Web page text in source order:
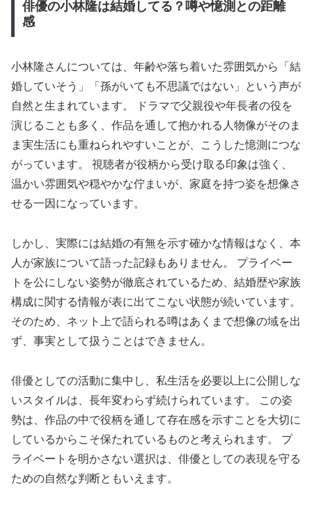
俳優の小林隆は結婚してる？噂や憶測との距離
感
小林隆さんについては、年齢や落ち着いた雰囲気から「結
婚していそう」「孫がいても不思議ではない」という声が
自然と生まれています。 ドラマで父親役や年長者の役を
演じることも多く、作品を通して抱かれる人物像がそのま
ま実生活にも重ねられやすいことが、こうした憶測につな
がっています。 視聴者が役柄から受け取る印象は強く、
温かい雰囲気や穏やかな佇まいが、家庭を持つ姿を想像さ
せる一因になっています。
しかし、実際には結婚の有無を示す確かな情報はなく、本
人が家族について語った記録もありません。 プライベー
トを公にしない姿勢が徹底されているため、結婚歴や家族
構成に関する情報が表に出てこない状態が続いています。
そのため、ネット上で語られる噂はあくまで想像の域を出
ず、事実として扱うことはできません。
俳優としての活動に集中し、私生活を必要以上に公開しな
いスタイルは、長年変わらず続けられています。 この姿
勢は、作品の中で役柄を通して存在感を示すことを大切に
しているからこそ保たれているものと考えられます。 プ
ライベートを明かさない選択は、俳優としての表現を守る
ための自然な判断ともいえます。